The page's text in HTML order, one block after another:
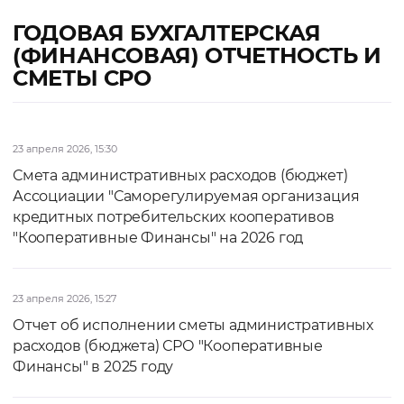
ГОДОВАЯ БУХГАЛТЕРСКАЯ
(ФИНАНСОВАЯ) ОТЧЕТНОСТЬ И
СМЕТЫ СРО
23 апреля 2026, 15:30
Смета административных расходов (бюджет)
Ассоциации "Саморегулируемая организация
кредитных потребительских кооперативов
"Кооперативные Финансы" на 2026 год
23 апреля 2026, 15:27
Отчет об исполнении сметы административных
расходов (бюджета) СРО "Кооперативные
Финансы" в 2025 году